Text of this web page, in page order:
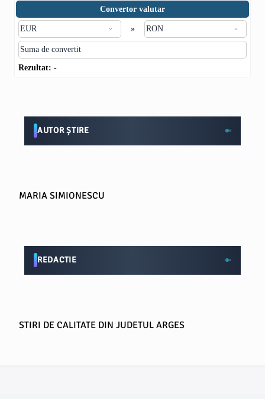
Convertor valutar
»
Rezultat: -
AUTOR ȘTIRE
MARIA SIMIONESCU
REDACTIE
STIRI DE CALITATE DIN JUDETUL ARGES